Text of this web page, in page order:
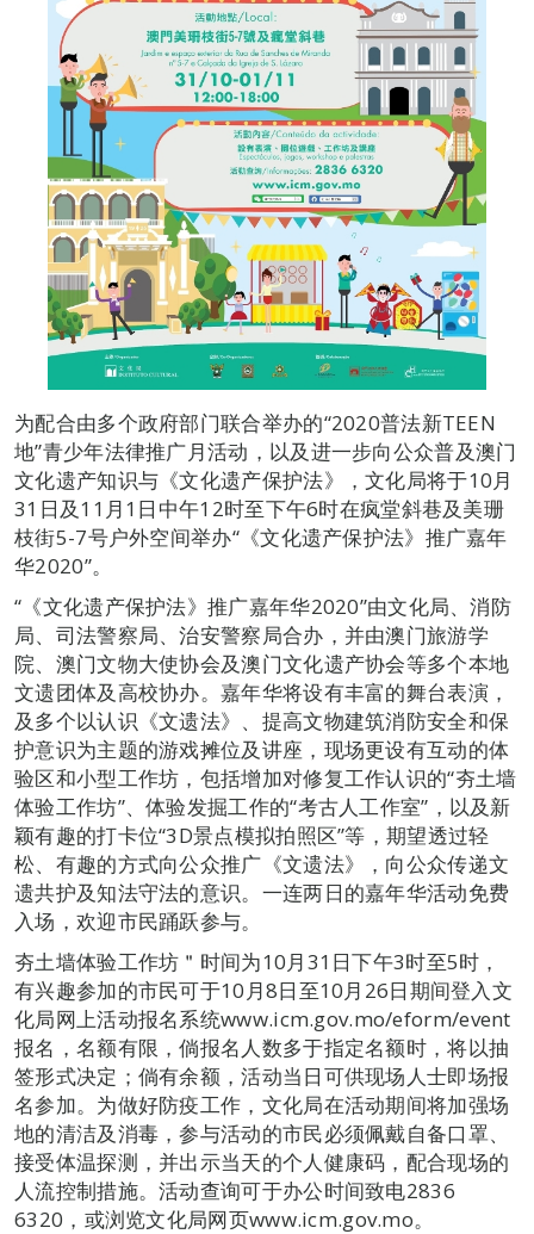
为配合由多个政府部门联合举办的“2020普法新TEEN
地”青少年法律推广月活动，以及进一步向公众普及澳门
文化遗产知识与《文化遗产保护法》，文化局将于10月
31日及11月1日中午12时至下午6时在疯堂斜巷及美珊
枝街5-7号户外空间举办“《文化遗产保护法》推广嘉年
华2020”。
“《文化遗产保护法》推广嘉年华2020”由文化局、消防
局、司法警察局、治安警察局合办，并由澳门旅游学
院、澳门文物大使协会及澳门文化遗产协会等多个本地
文遗团体及高校协办。嘉年华将设有丰富的舞台表演，
及多个以认识《文遗法》、提高文物建筑消防安全和保
护意识为主题的游戏摊位及讲座，现场更设有互动的体
验区和小型工作坊，包括增加对修复工作认识的“夯土墙
体验工作坊”、体验发掘工作的“考古人工作室”，以及新
颖有趣的打卡位“3D景点模拟拍照区”等，期望透过轻
松、有趣的方式向公众推广《文遗法》，向公众传递文
遗共护及知法守法的意识。一连两日的嘉年华活动免费
入场，欢迎市民踊跃参与。
夯土墙体验工作坊＂时间为10月31日下午3时至5时，
有兴趣参加的市民可于10月8日至10月26日期间登入文
化局网上活动报名系统www.icm.gov.mo/eform/event
报名，名额有限，倘报名人数多于指定名额时，将以抽
签形式决定；倘有余额，活动当日可供现场人士即场报
名参加。为做好防疫工作，文化局在活动期间将加强场
地的清洁及消毒，参与活动的市民必须佩戴自备口罩、
接受体温探测，并出示当天的个人健康码，配合现场的
人流控制措施。活动查询可于办公时间致电2836
6320，或浏览文化局网页www.icm.gov.mo。